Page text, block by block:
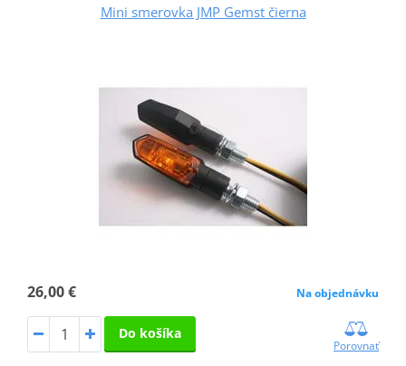
Mini smerovka JMP Gemst čierna
26,00 € Na objednávku
Do košíka
Porovnať